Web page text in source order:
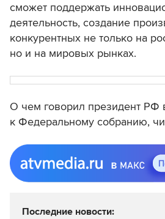
сможет поддержать
деятельность, создание
конкурентных не только на
но и на мировых рынках.
О чем говорил президент РФ
к Федеральному собранию,
Последние новости: